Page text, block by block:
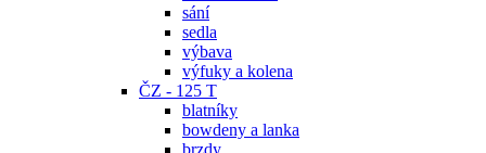
sání
sedla
výbava
výfuky a kolena
ČZ - 125 T
blatníky
bowdeny a lanka
brzdy